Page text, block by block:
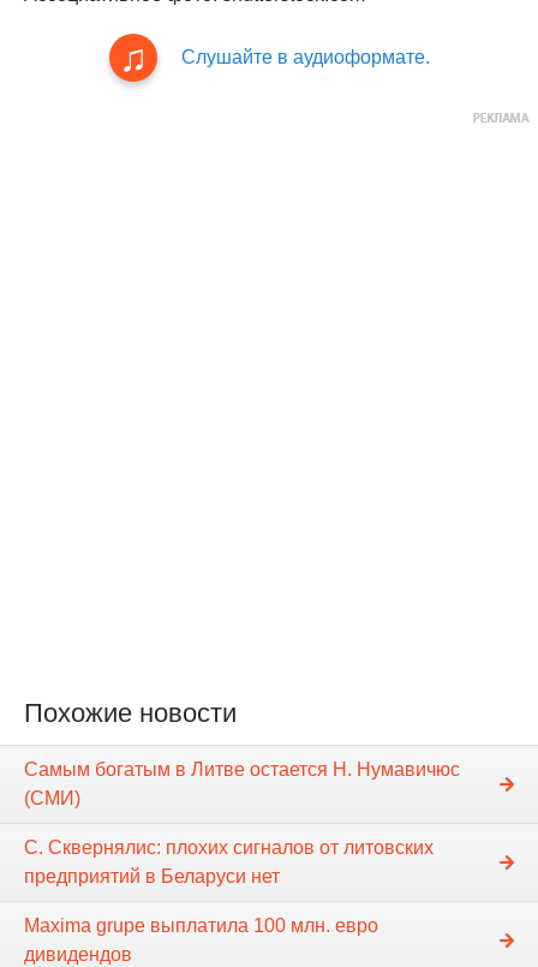
Слушайте в аудиоформате.
Похожие новости
Самым богатым в Литве остается Н. Нумавичюс
(СМИ)
С. Сквернялис: плохих сигналов от литовских
предприятий в Беларуси нет
Maxima grupe выплатила 100 млн. евро
дивидендов